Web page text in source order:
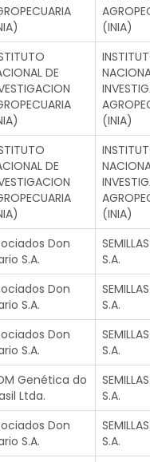
(INIA)
DE
(INIA)
DE
(INIA)
Don
S.A.
S.A.
Don
S.A.
S.A.
Don
S.A.
S.A.
Genética do
Ltda.
S.A.
Don
S.A.
S.A.